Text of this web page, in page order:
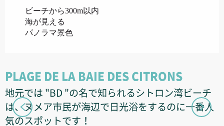
ビーチから300m以内
海が見える
パノラマ景色
PLAGE DE LA BAIE DES CITRONS
地元では "BD "の名で知られるシトロン湾ビーチ
は、ヌメア市民が海辺で日光浴をするのに一番人
気のスポットです！